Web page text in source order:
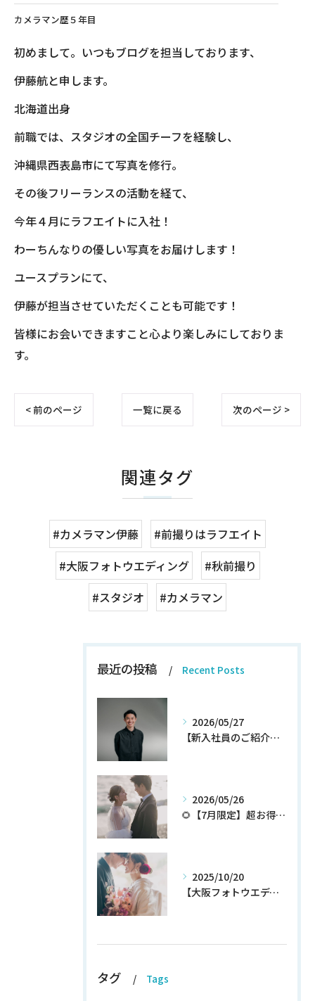
カメラマン歴５年目
初めまして。いつもブログを担当しております、
伊藤航と申します。
北海道出身
前職では、スタジオの全国チーフを経験し、
沖縄県西表島市にて写真を修行。
その後フリーランスの活動を経て、
今年４月にラフエイトに入社！
わーちんなりの優しい写真をお届けします！
ユースプランにて、
伊藤が担当させていただくことも可能です！
皆様にお会いできますこと心より楽しみにしておりま
す。
< 前のページ 一覧に戻る 次のページ >
関連タグ
#カメラマン伊藤
#前撮りはラフエイト
#大阪フォトウエディング
#秋前撮り
#スタジオ
#カメラマン
最近の投稿 Recent Posts
2026/05/27
【新入社員のご紹介】期待の新人！和田翔午JOIN!
2026/05/26
🌻【7月限定】超お得なウェディングフォトプランが登場✨
2025/10/20
【大阪フォトウエディング】秋プラン新登場！！！！いち早くチェック！
タグ Tags